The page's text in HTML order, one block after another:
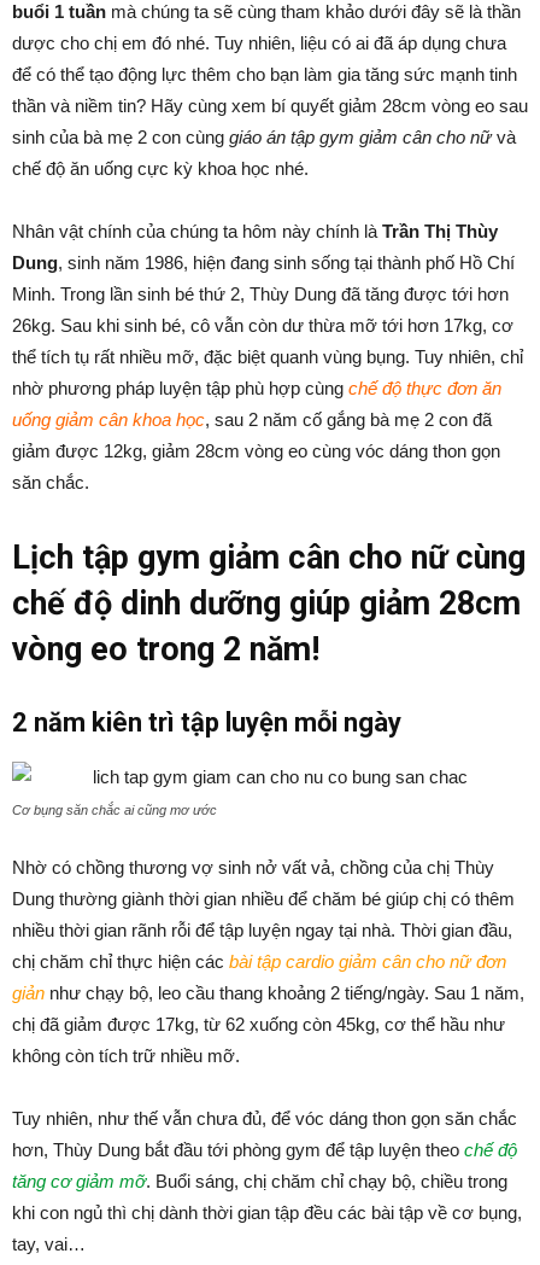
buổi 1 tuần mà chúng ta sẽ cùng tham khảo dưới đây sẽ là thần
dược cho chị em đó nhé. Tuy nhiên, liệu có ai đã áp dụng chưa
để có thể tạo động lực thêm cho bạn làm gia tăng sức mạnh tinh
thần và niềm tin? Hãy cùng xem bí quyết giảm 28cm vòng eo sau
sinh của bà mẹ 2 con cùng giáo án tập gym giảm cân cho nữvà
chế độ ăn uống cực kỳ khoa học nhé.
Nhân vật chính của chúng ta hôm này chính là Trần Thị Thùy
Dung, sinh năm 1986, hiện đang sinh sống tại thành phố Hồ Chí
Minh. Trong lần sinh bé thứ 2, Thùy Dung đã tăng được tới hơn
26kg. Sau khi sinh bé, cô vẫn còn dư thừa mỡ tới hơn 17kg, cơ
thể tích tụ rất nhiều mỡ, đặc biệt quanh vùng bụng. Tuy nhiên, chỉ
nhờ phương pháp luyện tập phù hợp cùng chế độ thực đơn ăn
uống giảm cân khoa học, sau 2 năm cố gắng bà mẹ 2 con đã
giảm được 12kg, giảm 28cm vòng eo cùng vóc dáng thon gọn
săn chắc.
Lịch tập gym giảm cân cho nữ cùng
chế độ dinh dưỡng giúp giảm 28cm
vòng eo trong 2 năm!
2 năm kiên trì tập luyện mỗi ngày
Cơ bụng săn chắc ai cũng mơ ước
Nhờ có chồng thương vợ sinh nở vất vả, chồng của chị Thùy
Dung thường giành thời gian nhiều để chăm bé giúp chị có thêm
nhiều thời gian rãnh rỗi để tập luyện ngay tại nhà. Thời gian đầu,
chị chăm chỉ thực hiện các bài tập cardio giảm cân cho nữ đơn
giản như chạy bộ, leo cầu thang khoảng 2 tiếng/ngày. Sau 1 năm,
chị đã giảm được 17kg, từ 62 xuống còn 45kg, cơ thể hầu như
không còn tích trữ nhiều mỡ.
Tuy nhiên, như thế vẫn chưa đủ, để vóc dáng thon gọn săn chắc
hơn, Thùy Dung bắt đầu tới phòng gym để tập luyện theo chế độ
tăng cơ giảm mỡ. Buổi sáng, chị chăm chỉ chạy bộ, chiều trong
khi con ngủ thì chị dành thời gian tập đều các bài tập về cơ bụng,
tay, vai…